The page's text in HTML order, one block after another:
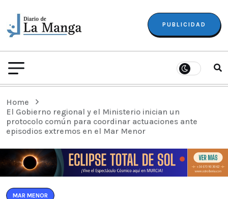
PUBLICIDAD
Home
El Gobierno regional y el Ministerio inician un
protocolo común para coordinar actuaciones ante
episodios extremos en el Mar Menor
MAR MENOR